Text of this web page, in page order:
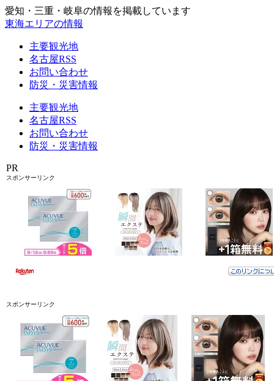
愛知・三重・岐阜の情報を掲載しています
東海エリアの情報
主要観光地
名古屋RSS
お問い合わせ
防災・災害情報
主要観光地
名古屋RSS
お問い合わせ
防災・災害情報
PR
スポンサーリンク
スポンサーリンク